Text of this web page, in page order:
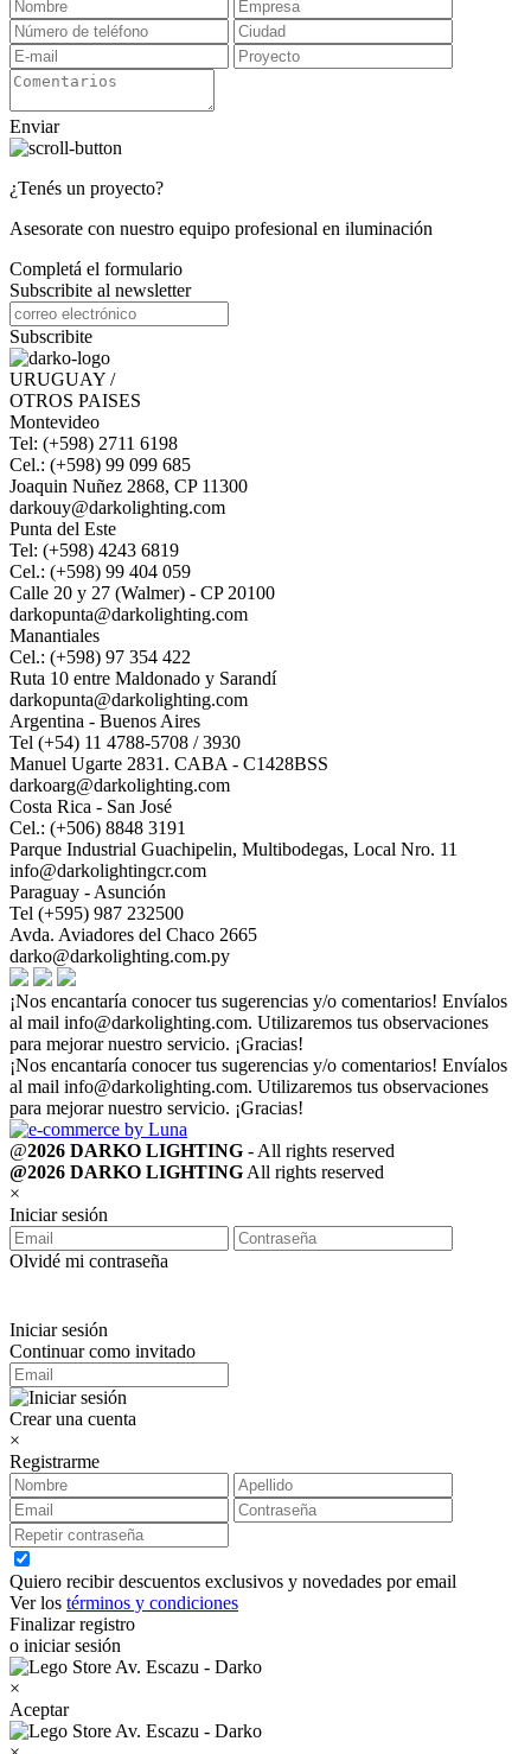
Enviar
¿Tenés un proyecto?
Asesorate con nuestro equipo profesional en iluminación
Completá el formulario
Subscribite al newsletter
Subscribite
URUGUAY /
OTROS PAISES
Montevideo
Tel: (+598) 2711 6198
Cel.: (+598) 99 099 685
Joaquin Nuñez 2868, CP 11300
darkouy@darkolighting.com
Punta del Este
Tel: (+598) 4243 6819
Cel.: (+598) 99 404 059
Calle 20 y 27 (Walmer) - CP 20100
darkopunta@darkolighting.com
Manantiales
Cel.: (+598) 97 354 422
Ruta 10 entre Maldonado y Sarandí
darkopunta@darkolighting.com
Argentina - Buenos Aires
Tel (+54) 11 4788-5708 / 3930
Manuel Ugarte 2831. CABA - C1428BSS
darkoarg@darkolighting.com
Costa Rica - San José
Cel.: (+506) 8848 3191
Parque Industrial Guachipelin, Multibodegas, Local Nro. 11
info@darkolightingcr.com
Paraguay - Asunción
Tel (+595) 987 232500
Avda. Aviadores del Chaco 2665
darko@darkolighting.com.py
¡Nos encantaría conocer tus sugerencias y/o comentarios! Envíalos
al mail info@darkolighting.com. Utilizaremos tus observaciones
para mejorar nuestro servicio. ¡Gracias!
¡Nos encantaría conocer tus sugerencias y/o comentarios! Envíalos
al mail info@darkolighting.com. Utilizaremos tus observaciones
para mejorar nuestro servicio. ¡Gracias!
@2026 DARKO LIGHTING - All rights reserved
@2026 DARKO LIGHTING All rights reserved
×
Iniciar sesión
Olvidé mi contraseña
Iniciar sesión
Continuar como invitado
Crear una cuenta
×
Registrarme
Quiero recibir descuentos exclusivos y novedades por email
Ver los términos y condiciones
Finalizar registro
o iniciar sesión
×
Aceptar